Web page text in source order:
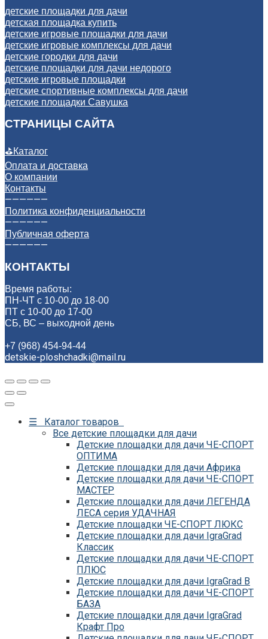
детские площадки для дачи
детская площадка купить
детские игровые площадки для дачи
детские игровые комплексы для дачи
детские городки для дачи
детские площадки для дачи недорого
детские игровые площадки
детские спортивные комплексы для дачи
детские площадки Савушка
СТРАНИЦЫ САЙТА
⛳Каталог
Оплата и доставка
О компании
Контакты
——————
Политика конфиденциальности
——————
Публичная оферта
——————
КОНТАКТЫ
Время работы:
ПН-ЧТ с 10-00 до 18-00
ПТ с 10-00 до 17-00
СБ, ВС – выходной день
+7 (968) 454-94-44
detskie-ploshchadki@mail.ru
☰ Каталог товаров
Все детские площадки для дачи
Детские площадки для дачи ЧЕ-СПОРТ
ОПТИМА
Детские площадки для дачи Африка
Детские площадки для дачи ЧЕ-СПОРТ
МАСТЕР
Детские площадки для дачи ЛЕГЕНДА
ЛЕСА серия УДАЧНАЯ
Детские площадки ЧЕ-СПОРТ ЛЮКС
Детские площадки для дачи IgraGrad
Классик
Детские площадки для дачи ЧЕ-СПОРТ
ПЛЮС
Детские площадки для дачи IgraGrad B
Детские площадки для дачи ЧЕ-СПОРТ
БАЗА
Детские площадки для дачи IgraGrad
Крафт Про